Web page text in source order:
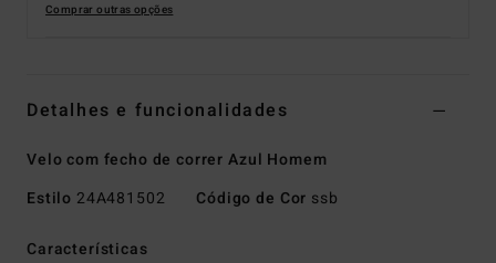
Comprar outras opções
Detalhes e funcionalidades
Velo com fecho de correr Azul Homem
Estilo 24A481502 Código de Cor ssb
Características